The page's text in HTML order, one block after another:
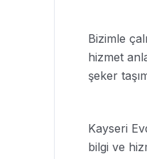
Bizimle
hizmet
şeker
Kayseri
bilgi ve